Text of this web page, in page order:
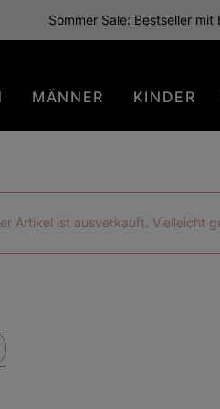
Sommer Sale: Bestseller
MÄNNER KINDER
Artikel ist ausverkauft. Vielleicht